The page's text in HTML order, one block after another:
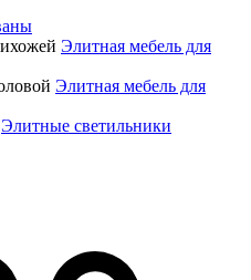
Элитная мебель для
Элитная мебель для
Элитные светильники